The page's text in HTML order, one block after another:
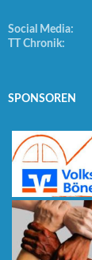
Social Media:
TT Chronik:
SPONSOREN